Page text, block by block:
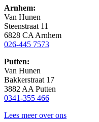
Arnhem:
Van Hunen
Steenstraat 11
6828 CA Arnhem
026-445 7573
Putten:
Van Hunen
Bakkerstraat 17
3882 AA Putten
0341-355 466
Lees meer over ons